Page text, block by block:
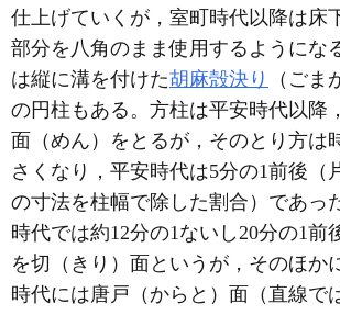
仕上げていくが，室町時代以降は床
部分を八角のまま使用するようにな
は縦に溝を付けた胡麻殻決り
（ごま
の円柱もある。方柱は平安時代以降
面（めん）をとるが，そのとり方は
さくなり，平安時代は5分の1前後（
の寸法を柱幅で除した割合）であっ
時代では約12分の1ないし20分の1前
を切（きり）面というが，そのほか
時代には唐戸（からと）面（直線で